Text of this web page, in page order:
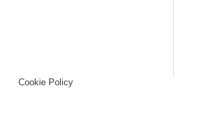
Cookie Policy